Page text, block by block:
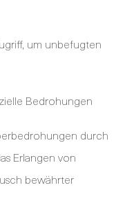
um unbefugten
Bedrohungen
durch
Erlangen von
bewährter